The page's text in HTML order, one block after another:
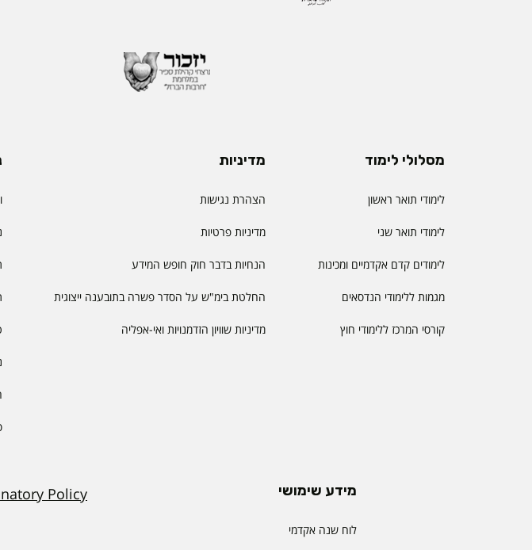
מסלולי לימוד
לימודי תואר ראשון
לימודי תואר שני
לימודים קדם אקדמיים ומכינות
מגמות ללימודי הנדסאים
קורסי המרכז ללימודי חוץ
מדיניות
הצהרת נגישות
מדיניות פרטיות
הנחיות בדבר חוק חופש המידע
החלטת בימ"ש על הסדר פשרה בתובענה ייצוגית
מדיניות שוויון הזדמנויות ואי-אפליה
מידע שימושי
לוח שנה אקדמי
Policy